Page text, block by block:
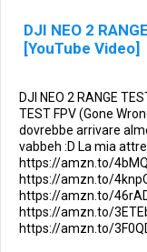
DJI NEO 2
[YouTube Video]
DJI NEO 2 RANGE
TEST FPV (Gone
dovrebbe arrivare
vabbeh :D La mia
https://amzn.to/
https://amzn.to/
https://amzn.to/
https://amzn.to/
https://amzn.to/